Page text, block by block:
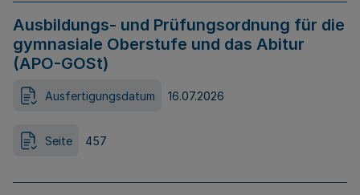
Ausbildungs- und Prüfungsordnung für die
gymnasiale Oberstufe und das Abitur
(APO-GOSt)
Ausfertigungsdatum 16.07.2026
Seite 457